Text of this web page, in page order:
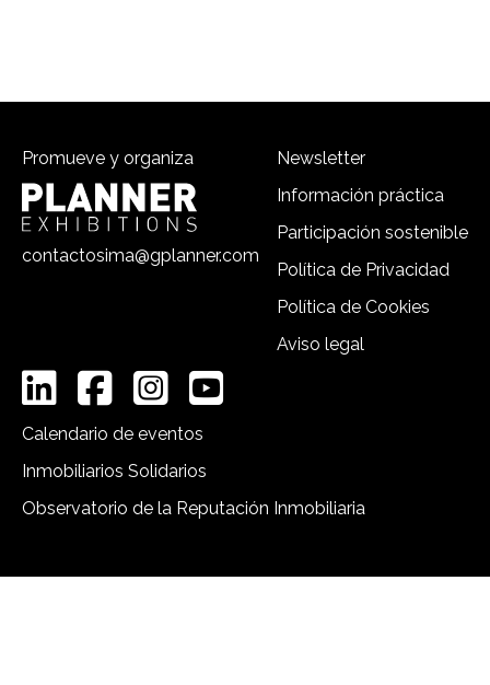
Promueve y organiza
contactosima@gplanner.com
Newsletter
Información práctica
Participación sostenible
Política de Privacidad
Política de Cookies
Aviso legal
Calendario de eventos
Inmobiliarios Solidarios
Observatorio de la Reputación Inmobiliaria